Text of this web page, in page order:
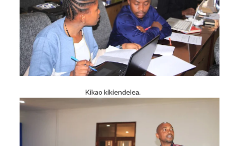
Kikao kikiendelea.